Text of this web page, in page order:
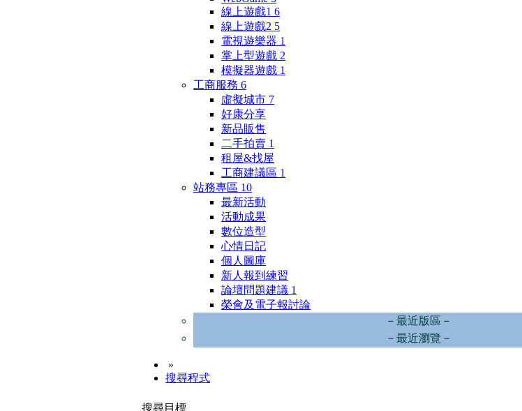
線上遊戲1 6
線上遊戲2 5
電視遊樂器 1
掌上型遊戲 2
模擬器遊戲 1
工商服務 6
虛擬城市 7
好康分享
新品販售
二手拍賣 1
租屋&找屋
工商建議區 1
站務專區 10
最新活動
活動成果
數位造型
心情日記
個人圖庫
新人報到練習
論壇問題建議 1
榮會及電子報討論
－最近版區－
－最近瀏覽－
»
搜尋程式
搜尋目標